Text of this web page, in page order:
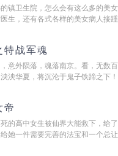
镇卫生院，怎么会有这么多的美
生，还有各式各样的美女病人接
特战军魂
意外陨落，魂落南京。看，无数
泱华夏，将沉沦于鬼子铁蹄之下
帝
的高中女生被仙界大能救下，给
她一件需要完善的法宝和一个总